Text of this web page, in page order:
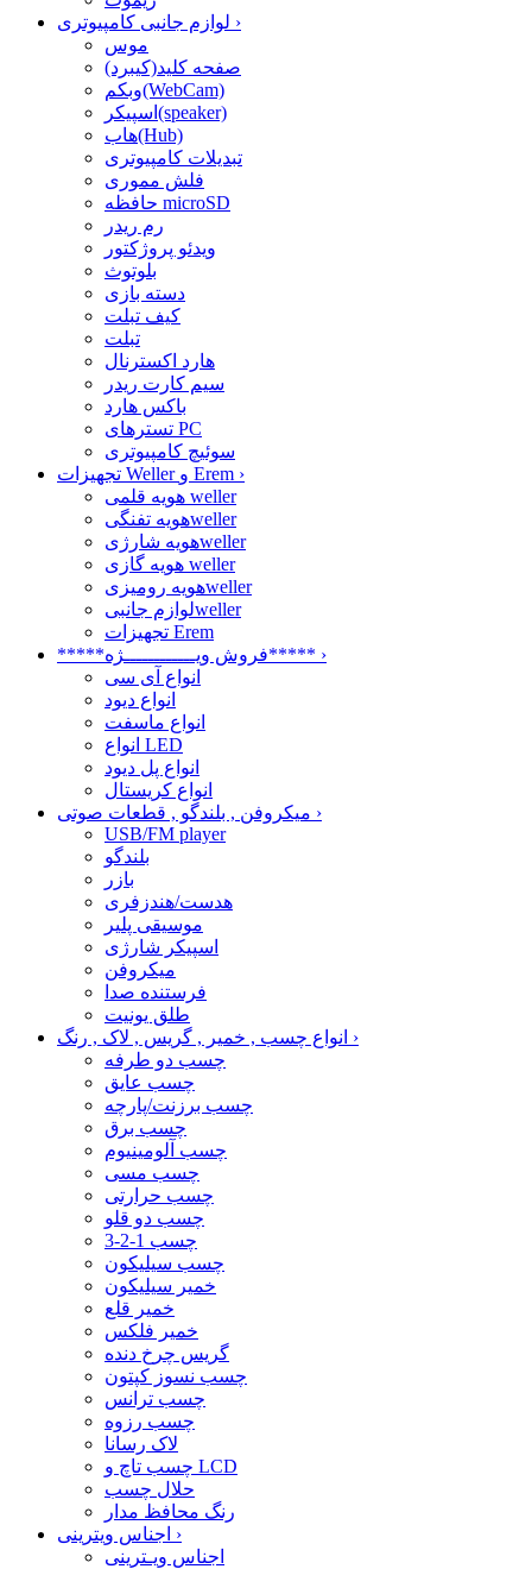
›
موس
صفحه کلید(کیبرد)
وبکم(WebCam)
اسپیکر(speaker)
هاب(Hub)
تبدیلات کامپیوتری
فلش مموری
حافظه microSD
رم ریدر
ویدئو پروژکتور
بلوتوث
دسته بازی
کیف تبلت
تبلت
هارد اکسترنال
سیم کارت ریدر
باکس هارد
تسترهای PC
سوئیچ کامپیوتری
تجهیزات Weller و Erem ›
هویه قلمی weller
هویه تفنگیweller
هویه شارژیweller
هویه گازی weller
هویه رومیزیweller
لوازم جانبیweller
تجهیزات Erem
*****فروش ویــــــــــــژه***** ›
انواع آی سی
انواع دیود
انواع ماسفت
انواع LED
انواع پل دیود
انواع کریستال
›
USB/FM player
بلندگو
بازر
هدست/هندزفری
موسیقی پلیر
اسپیکر شارژی
میکروفن
فرستنده صدا
طلق یونیت
›
چسب دو طرفه
چسب عایق
چسب برزنت/پارچه
چسب برق
چسب آلومینیوم
چسب مسی
چسب حرارتی
چسب دو قلو
چسب 1-2-3
چسب سیلیکون
خمیر سیلیکون
خمیر قلع
خمیر فلکس
گریس چرخ دنده
چسب نسوز کپتون
چسب ترانس
چسب رزوه
لاک رسانا
چسب تاچ و LCD
حلال چسب
رنگ محافظ مدار
›
اجناس ویـترینی